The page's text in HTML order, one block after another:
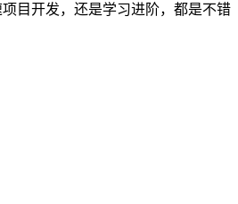
目开发，还是学习进阶，都是不错